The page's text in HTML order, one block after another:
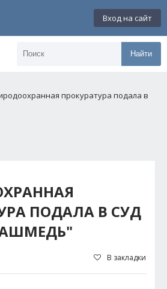
Вход на сайт
Найти
прокуратура подала в
ПОДАЛА В СУД
В закладки